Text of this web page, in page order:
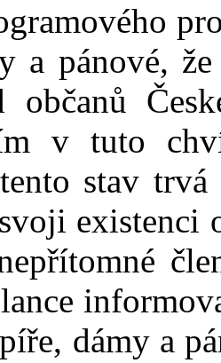
a pánové,
občanů
v tuto
stav
existenci
dámy a